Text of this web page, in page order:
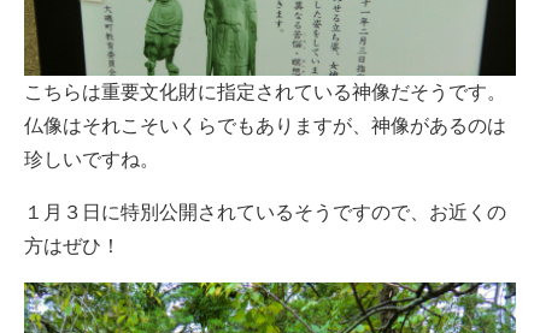
こちらは重要文化財に指定されている神像だそうです。
仏像はそれこそいくらでもありますが、神像があるのは
珍しいですね。
１月３日に特別公開されているそうですので、お近くの
方はぜひ！